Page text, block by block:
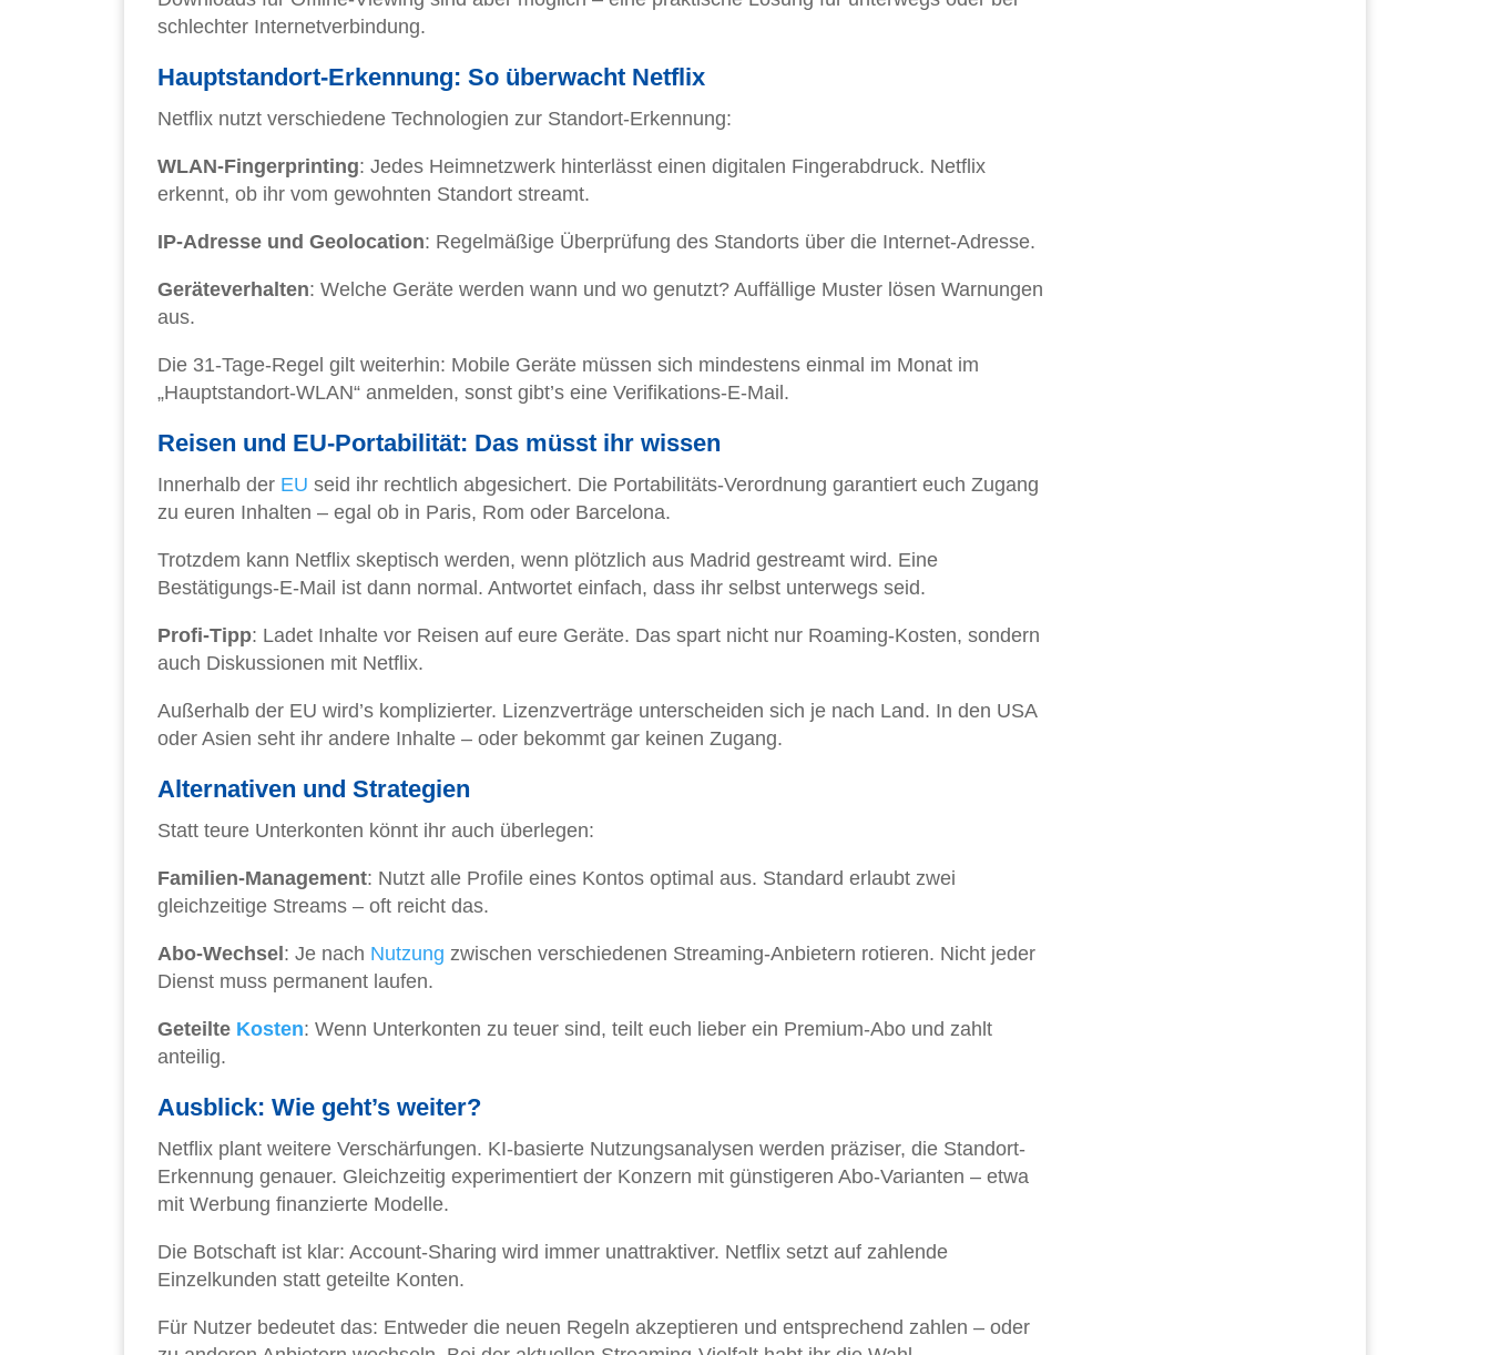
schlechter Internetverbindung.
Hauptstandort-Erkennung: So überwacht Netflix
Netflix nutzt verschiedene Technologien zur Standort-Erkennung:
WLAN-Fingerprinting: Jedes Heimnetzwerk hinterlässt einen digitalen Fingerabdruck. Netflix
erkennt, ob ihr vom gewohnten Standort streamt.
IP-Adresse und Geolocation: Regelmäßige Überprüfung des Standorts über die Internet-Adresse.
Geräteverhalten: Welche Geräte werden wann und wo genutzt? Auffällige Muster lösen Warnungen
aus.
Die 31-Tage-Regel gilt weiterhin: Mobile Geräte müssen sich mindestens einmal im Monat im
„Hauptstandort-WLAN“ anmelden, sonst gibt’s eine Verifikations-E-Mail.
Reisen und EU-Portabilität: Das müsst ihr wissen
Innerhalb der EU seid ihr rechtlich abgesichert. Die Portabilitäts-Verordnung garantiert euch Zugang
zu euren Inhalten – egal ob in Paris, Rom oder Barcelona.
Trotzdem kann Netflix skeptisch werden, wenn plötzlich aus Madrid gestreamt wird. Eine
Bestätigungs-E-Mail ist dann normal. Antwortet einfach, dass ihr selbst unterwegs seid.
Profi-Tipp: Ladet Inhalte vor Reisen auf eure Geräte. Das spart nicht nur Roaming-Kosten, sondern
auch Diskussionen mit Netflix.
Außerhalb der EU wird’s komplizierter. Lizenzverträge unterscheiden sich je nach Land. In den USA
oder Asien seht ihr andere Inhalte – oder bekommt gar keinen Zugang.
Alternativen und Strategien
Statt teure Unterkonten könnt ihr auch überlegen:
Familien-Management: Nutzt alle Profile eines Kontos optimal aus. Standard erlaubt zwei
gleichzeitige Streams – oft reicht das.
Abo-Wechsel: Je nach Nutzung zwischen verschiedenen Streaming-Anbietern rotieren. Nicht jeder
Dienst muss permanent laufen.
Geteilte Kosten: Wenn Unterkonten zu teuer sind, teilt euch lieber ein Premium-Abo und zahlt
anteilig.
Ausblick: Wie geht’s weiter?
Netflix plant weitere Verschärfungen. KI-basierte Nutzungsanalysen werden präziser, die Standort-
Erkennung genauer. Gleichzeitig experimentiert der Konzern mit günstigeren Abo-Varianten – etwa
mit Werbung finanzierte Modelle.
Die Botschaft ist klar: Account-Sharing wird immer unattraktiver. Netflix setzt auf zahlende
Einzelkunden statt geteilte Konten.
Für Nutzer bedeutet das: Entweder die neuen Regeln akzeptieren und entsprechend zahlen – oder